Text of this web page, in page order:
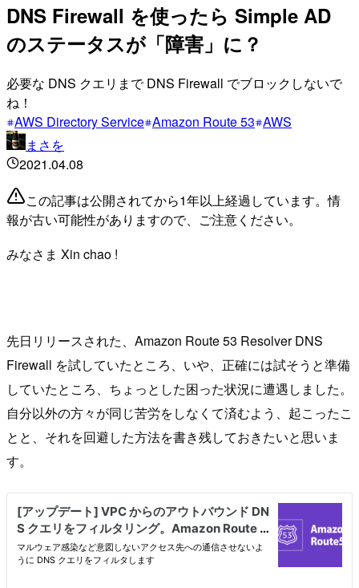
DNS Firewall を使ったら Simple AD
のステータスが「障害」に？
必要な DNS クエリまで DNS Firewall でブロックしないで
ね！
AWS Directory Service Amazon Route 53 AWS
まさを
2021.04.08
この記事は公開されてから1年以上経過しています。情
報が古い可能性がありますので、ご注意ください。
みなさま Xin chao !
先日リリースされた、Amazon Route 53 Resolver DNS
Firewall を試していたところ、いや、正確には試そうと準備
していたところ、ちょっとした困った状況に遭遇しました。
自分以外の方々が同じ苦労をしなくて済むよう、起こったこ
とと、それを回避した方法を書き残しておきたいと思いま
す。